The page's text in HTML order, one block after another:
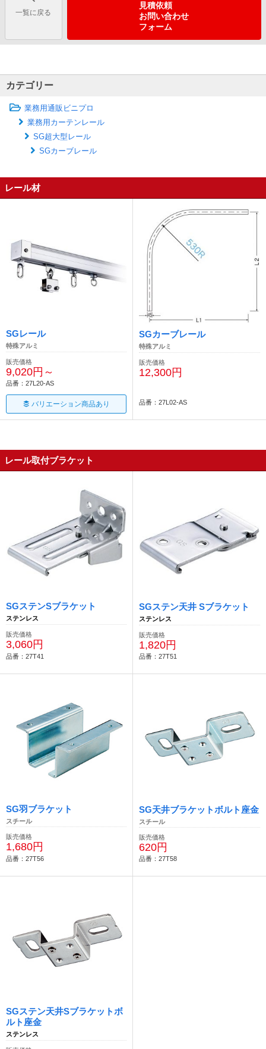
一覧に戻る
見積依頼
お問い合わせ
フォーム
カテゴリー
業務用通販ビニプロ
業務用カーテンレール
SG超大型レール
SGカーブレール
レール材
SGレール
特殊アルミ
販売価格
9,020円～
品番：27L20-AS
バリエーション商品あり
SGカーブレール
特殊アルミ
販売価格
12,300円
品番：27L02-AS
レール取付ブラケット
SGステンSブラケット
ステンレス
販売価格
3,060円
品番：27T41
SGステン天井 Sブラケット
ステンレス
販売価格
1,820円
品番：27T51
SG羽ブラケット
スチール
販売価格
1,680円
品番：27T56
SG天井ブラケットボルト座金
スチール
販売価格
620円
品番：27T58
SGステン天井Sブラケットボ
ルト座金
ステンレス